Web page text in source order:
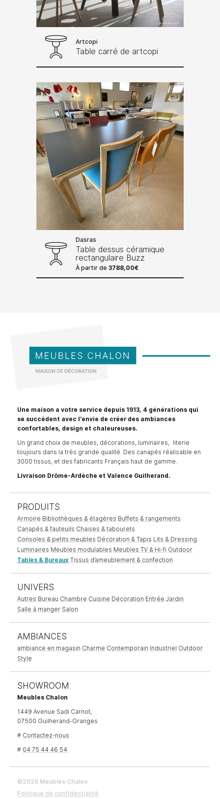
Artcopi
Table carré de artcopi
Dasras
Table dessus céramique
rectangulaire Buzz
À partir de 3788,00€
Une maison a votre service depuis 1913, 4 générations qui
se succèdent avec l’envie de créer des ambiances
confortables, design et chaleureuses.
Un grand choix de meubles, décorations, luminaires, literie
toujours dans la très grande qualité. Des canapés réalisable en
3000 tissus, et des fabricants Français haut de gamme.
Livraison Drôme-Ardèche et Valence Guilherand.
PRODUITS
Armoire Bibliothèques & étagères Buffets & rangements
Canapés & fauteuils Chaises & tabourets
Consoles & petits meubles Décoration & Tapis Lits & Dressing
Luminaires Meubles modulables Meubles TV & Hi-fi Outdoor
Tables & Bureaux Tissus d’ameublement & confection
UNIVERS
Autres Bureau Chambre Cuisine Décoration Entrée Jardin
Salle à manger Salon
AMBIANCES
ambiance en magasin Charme Contemporain Industriel Outdoor
Style
SHOWROOM
Meubles Chalon
1449 Avenue Sadi Carnot,
07500 Guilherand-Granges
# Contactez-nous
# 04 75 44 46 54
©2026 Meubles Chalon
Politique de confidentialité